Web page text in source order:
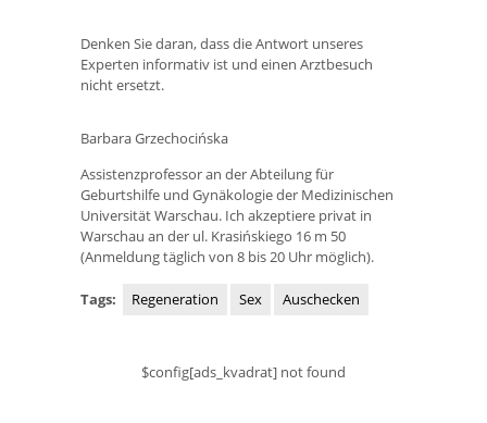
Denken Sie daran, dass die Antwort unseres
Experten informativ ist und einen Arztbesuch
nicht ersetzt.
Barbara Grzechocińska
Assistenzprofessor an der Abteilung für
Geburtshilfe und Gynäkologie der Medizinischen
Universität Warschau. Ich akzeptiere privat in
Warschau an der ul. Krasińskiego 16 m 50
(Anmeldung täglich von 8 bis 20 Uhr möglich).
Tags: Regeneration Sex Auschecken
$config[ads_kvadrat] not found